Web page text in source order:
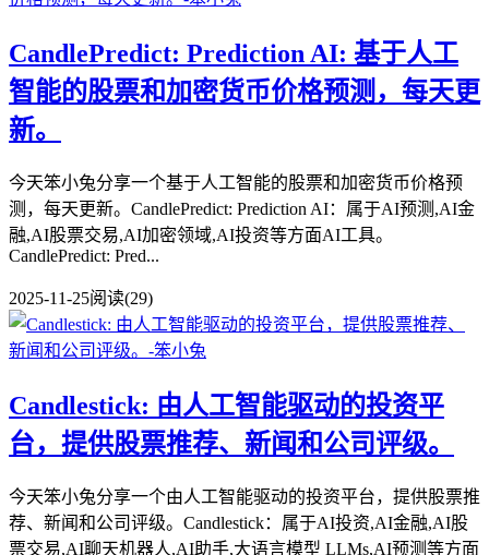
CandlePredict: Prediction AI: 基于人工
智能的股票和加密货币价格预测，每天更
新。
今天笨小兔分享一个基于人工智能的股票和加密货币价格预
测，每天更新。CandlePredict: Prediction AI：属于AI预测,AI金
融,AI股票交易,AI加密领域,AI投资等方面AI工具。
CandlePredict: Pred...
2025-11-25阅读(29)
Candlestick: 由人工智能驱动的投资平
台，提供股票推荐、新闻和公司评级。
今天笨小兔分享一个由人工智能驱动的投资平台，提供股票推
荐、新闻和公司评级。Candlestick：属于AI投资,AI金融,AI股
票交易,AI聊天机器人,AI助手,大语言模型 LLMs,AI预测等方面